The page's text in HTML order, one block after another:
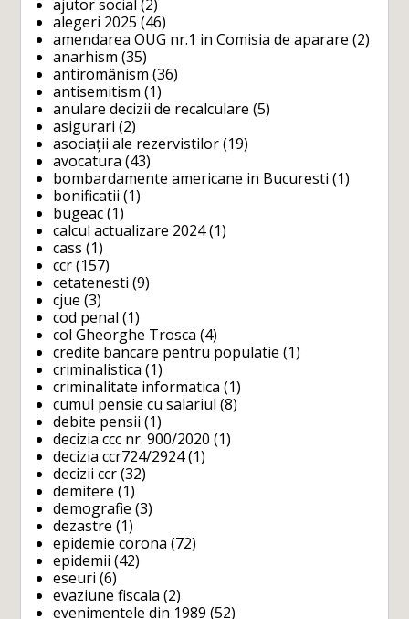
ajutor social (2)
alegeri 2025 (46)
amendarea OUG nr.1 in Comisia de aparare (2)
anarhism (35)
antiromânism (36)
antisemitism (1)
anulare decizii de recalculare (5)
asigurari (2)
asociații ale rezervistilor (19)
avocatura (43)
bombardamente americane in Bucuresti (1)
bonificatii (1)
bugeac (1)
calcul actualizare 2024(1)
cass (1)
ccr (157)
cetatenesti (9)
cjue (3)
cod penal (1)
col Gheorghe Trosca (4)
credite bancare pentru populatie (1)
criminalistica (1)
criminalitate informatica (1)
cumul pensie cu salariul (8)
debite pensii (1)
decizia ccc nr. 900/2020 (1)
decizia ccr724/2924(1)
decizii ccr (32)
demitere (1)
demografie (3)
dezastre (1)
epidemie corona (72)
epidemii (42)
eseuri (6)
evaziune fiscala (2)
evenimentele din 1989 (52)